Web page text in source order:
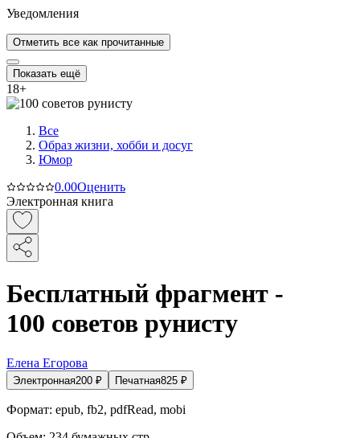
Уведомления
Отметить все как прочитанные
Показать ещё
18+
Все
Образ жизни, хобби и досуг
Юмор
0.00Оценить
Электронная книга
Бесплатный фрагмент -
100 советов рунисту
Елена Егорова
Электронная200 ₽ Печатная825 ₽
Формат: epub, fb2, pdfRead, mobi